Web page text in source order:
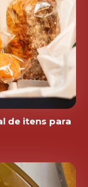
de itens para